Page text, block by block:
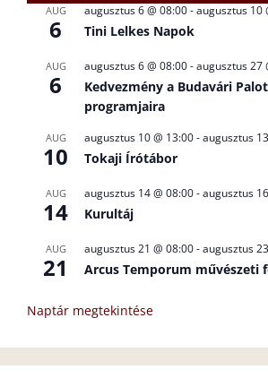
AUG
6
augusztus 6 @ 08:00-augusztus 10
Tini Lelkes Napok
AUG
6
augusztus 6 @ 08:00-augusztus 27
Kedvezmény a Budavári
programjaira
AUG
10
augusztus 10 @ 13:00-augusztus
Tokaji Írótábor
AUG
14
augusztus 14 @ 08:00-augusztus
Kurultáj
AUG
21
augusztus 21 @ 08:00-augusztus
Arcus Temporum művészeti
Naptár megtekintése